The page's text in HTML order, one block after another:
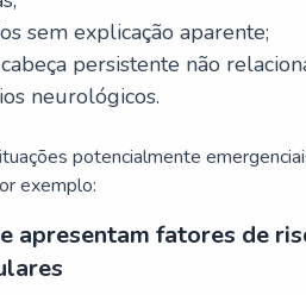
sem explicação aparente;
persistente não
neurológicos.
potencialmente
exemplo:
apresentam fatores de